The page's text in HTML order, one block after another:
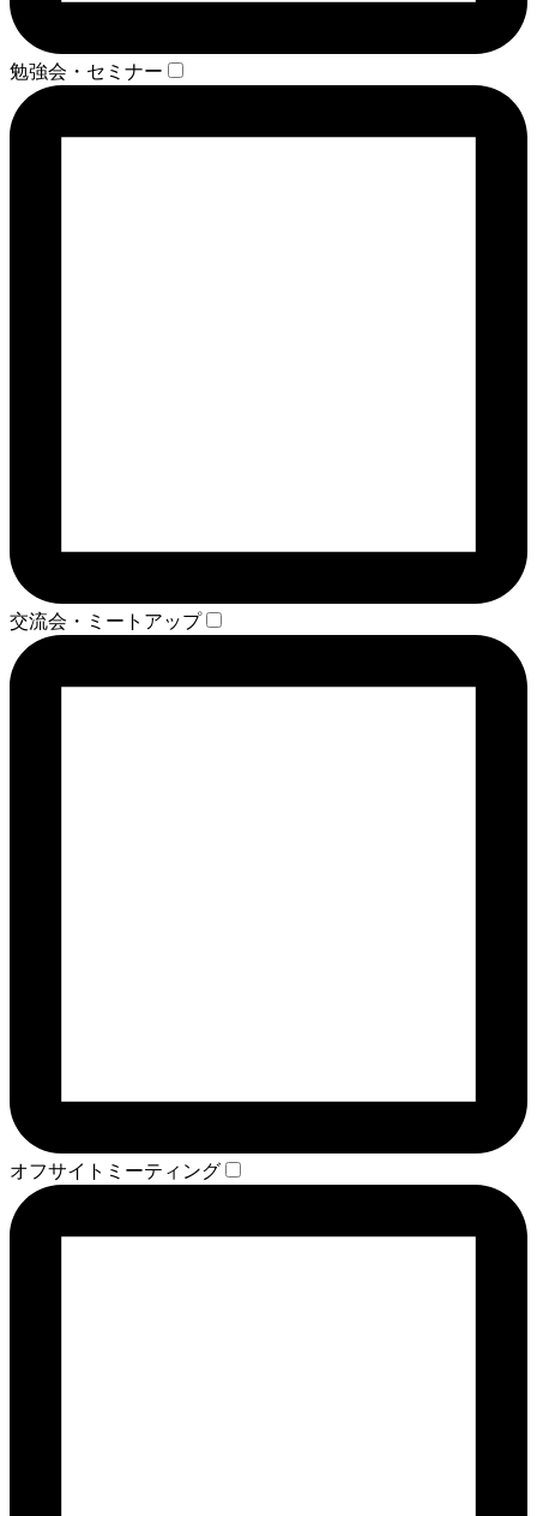
勉強会・セミナー
交流会・ミートアップ
オフサイトミーティング